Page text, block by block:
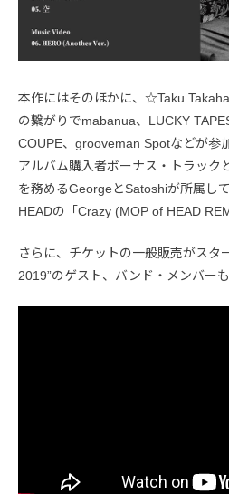
本作にはそのほかに、☆Taku
の繋がりでmabanua、LUCKY
COUPE、grooveman Spotなどが参
アルバム購入者ボーナス・トラック
を務めるGeorgeとSatoshiが所属し
HEADの「Crazy (MOP of HEAD
さらに、チケットの一般販売がスタ
2019”のゲスト、バンド・メンバーも